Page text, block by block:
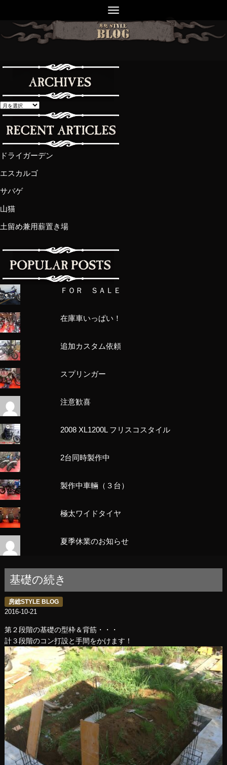
ドライガーデン
エスカルゴ
サバゲ
山猫
土留め兼用薪置き場
ＦＯＲ ＳＡＬＥ
在庫車いっぱい！
追加カスタム依頼
スプリンガー
注意歓喜
2008 XL1200L フリスコスタイル
2台同時製作中
製作中車輛（３台）
極太ワイドタイヤ
夏季休業のお知らせ
基礎の続き
房総STYLE BLOG
2016-10-21
第２段階の基礎の型枠＆背筋・・・
計３段階のコン打設と手間をかけます！